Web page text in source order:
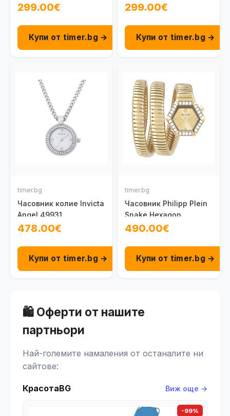
299.00€
Купи от timer.bg →
299.00€
Купи от timer.bg →
timer.bg
Часовник колие Invicta
Angel 49931
478.00€
Купи от timer.bg →
timer.bg
Часовник Philipp Plein
Snake Hexagon
PWZAA1025
490.00€
Купи от timer.bg →
🛍️ Оферти от нашите
партньори
Най-големите намаления от останалите ни
сайтове:
КрасотаBG Виж още →
-99%